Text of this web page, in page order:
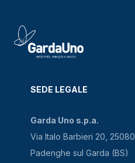
SEDE LEGALE
Garda Uno s.p.a.
Via Italo Barbieri 20, 25080
Padenghe sul Garda (BS)